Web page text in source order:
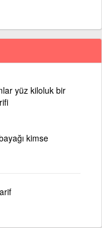
yüz kiloluk bir
kimse